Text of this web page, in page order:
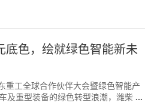
色，绘就绿色智能新未
工全球合作伙伴大会暨绿色智能产
及重型装备的绿色转型浪潮，潍柴依